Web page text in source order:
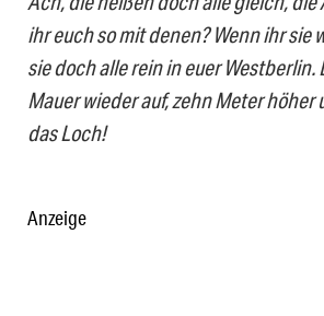
ihr euch so mit denen? Wenn ihr sie
sie doch alle rein in euer Westberlin.
Mauer wieder auf, zehn Meter höher
das Loch!
Anzeige